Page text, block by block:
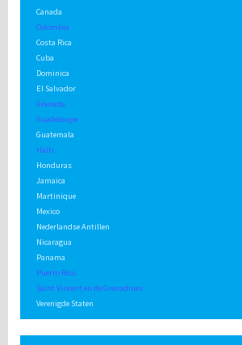
Canada
Colombia
Costa Rica
Cuba
Dominica
El Salvador
Grenada
Guadeloupe
Guatemala
Haïti
Honduras
Jamaica
Martinique
Mexico
Nederlandse Antillen
Nicaragua
Panama
Puerto Rico
Saint Vincent en de Grenadines
Verenigde Staten